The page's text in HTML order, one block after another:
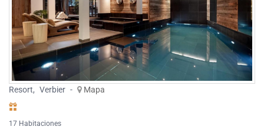
Resort, Verbier - Mapa
17 Habitaciones